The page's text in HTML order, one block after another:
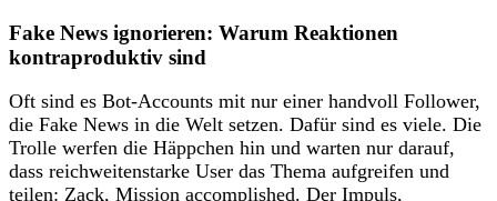
Fake News ignorieren: Warum Reaktionen
kontraproduktiv sind
Oft sind es Bot-Accounts mit nur einer handvoll Follower,
die Fake News in die Welt setzen. Dafür sind es viele. Die
Trolle werfen die Häppchen hin und warten nur darauf,
dass reichweitenstarke User das Thema aufgreifen und
teilen: Zack, Mission accomplished. Der Impuls,